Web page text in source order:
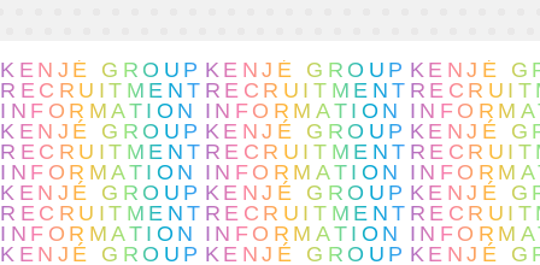
KENJÉ GROUP
RECRUITMENT
INFORMATION
KENJÉ GROUP
RECRUITMENT
INFORMATION
KENJÉ GROUP
RECRUITMENT
INFORMATION
KENJÉ GROUP
KENJÉ GROUP
RECRUITMENT
INFORMATION
KENJÉ GROUP
RECRUITMENT
INFORMATION
KENJÉ GROUP
RECRUITMENT
INFORMATION
KENJÉ GROUP
KENJÉ
KENJÉ
KENJÉ
KENJÉ